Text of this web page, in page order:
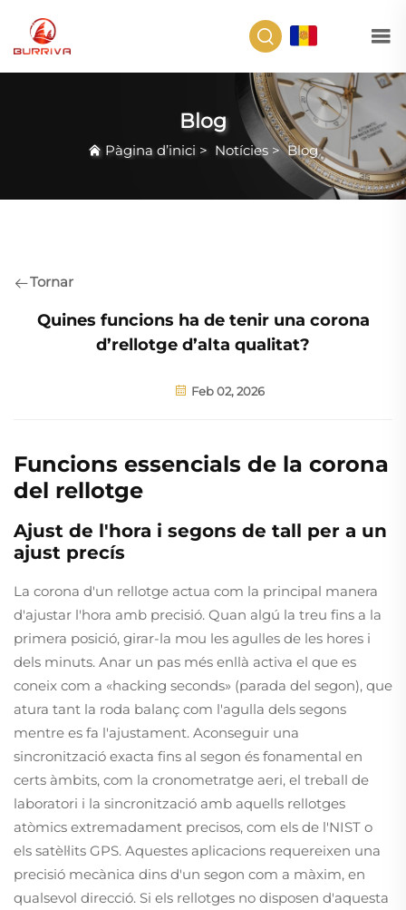
Blog
Pàgina d’inici > Notícies >Blog
Tornar
Quines funcions ha de tenir una corona
d’rellotge d’alta qualitat?
Feb 02, 2026
Funcions essencials de la corona
del rellotge
Ajust de l'hora i segons de tall per a un
ajust precís
La corona d'un rellotge actua com la principal manera
d'ajustar l'hora amb precisió. Quan algú la treu fins a la
primera posició, girar-la mou les agulles de les hores i
dels minuts. Anar un pas més enllà activa el que es
coneix com a «hacking seconds» (parada del segon), que
atura tant la roda balanç com l'agulla dels segons
mentre es fa l'ajustament. Aconseguir una
sincronització exacta fins al segon és fonamental en
certs àmbits, com la cronometratge aeri, el treball de
laboratori i la sincronització amb aquells rellotges
atòmics extremadament precisos, com els de l'NIST o
els satèl·lits GPS. Aquestes aplicacions requereixen una
precisió mecànica dins d'un segon com a màxim, en
qualsevol direcció. Si els rellotges no disposen d'aquesta